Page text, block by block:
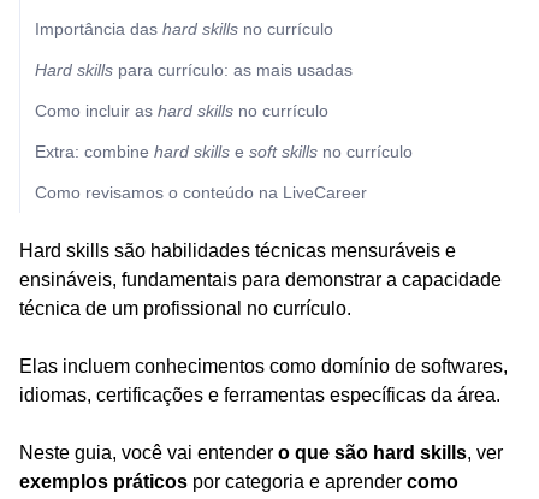
Importância das hard skills no currículo
Hard skills para currículo: as mais usadas
Como incluir as hard skills no currículo
Extra: combine hard skills e soft skills no currículo
Como revisamos o conteúdo na LiveCareer
Hard skills são habilidades técnicas mensuráveis e
ensináveis, fundamentais para demonstrar a capacidade
técnica de um profissional no currículo.
Elas incluem conhecimentos como domínio de softwares,
idiomas, certificações e ferramentas específicas da área.
Neste guia, você vai entender o que são hard skills, ver
exemplos práticos por categoria e aprender como